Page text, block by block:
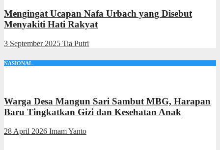
Mengingat Ucapan Nafa Urbach yang Disebut
Menyakiti Hati Rakyat
3 September 2025 Tia Putri
NASIONAL
Warga Desa Mangun Sari Sambut MBG, Harapan
Baru Tingkatkan Gizi dan Kesehatan Anak
28 April 2026 Imam Yanto